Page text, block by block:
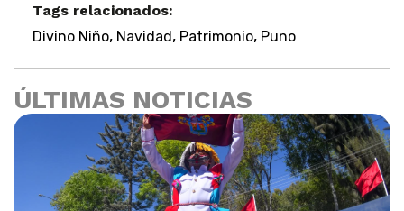
Tags relacionados:
Divino Niño, Navidad , Patrimonio, Puno
ÚLTIMAS NOTICIAS